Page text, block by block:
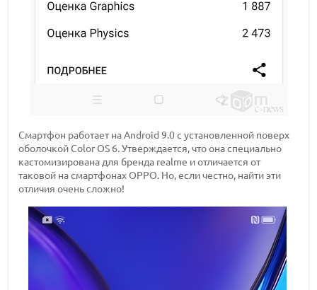
Смартфон работает на Android 9.0 с установленной поверх
оболочкой Color OS 6. Утверждается, что она специально
кастомизирована для бренда realme и отличается от
таковой на смартфонах OPPO. Но, если честно, найти эти
отличия очень сложно!